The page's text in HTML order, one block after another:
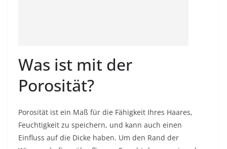
Was ist mit der
Porosität?
Porosität ist ein Maß für die Fähigkeit Ihres Haares,
Feuchtigkeit zu speichern, und kann auch einen
Einfluss auf die Dicke haben. Um den Rand der